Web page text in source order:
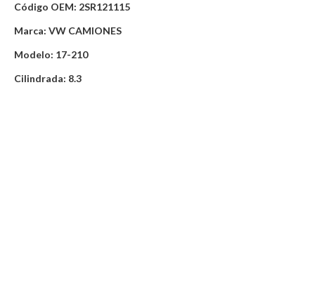
Código OEM: 2SR121115
Marca: VW CAMIONES
Modelo: 17-210
Cilindrada: 8.3